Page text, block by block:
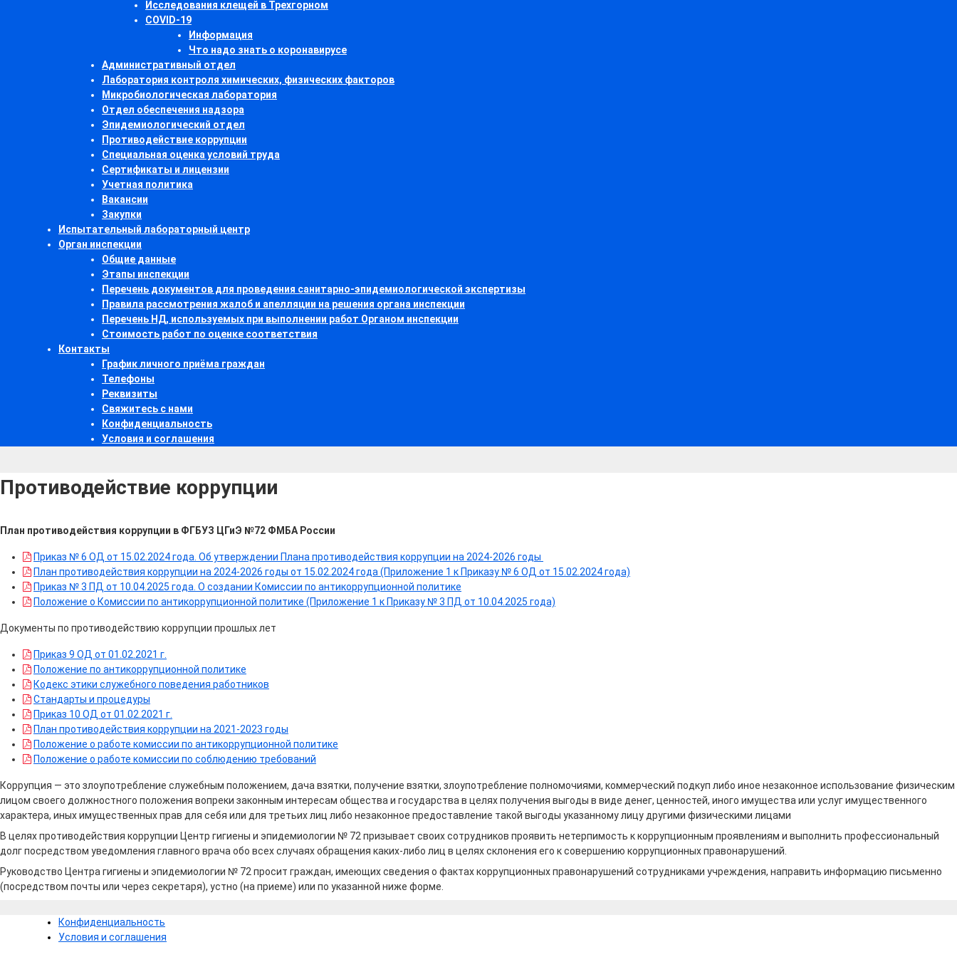
Исследования клещей в Трехгорном
COVID-19
Информация
Что надо знать о коронавирусе
Административный отдел
Лаборатория контроля химических, физических факторов
Микробиологическая лаборатория
Отдел обеспечения надзора
Эпидемиологический отдел
Противодействие коррупции
Специальная оценка условий труда
Сертификаты и лицензии
Учетная политика
Вакансии
Закупки
Испытательный лабораторный центр
Орган инспекции
Общие данные
Этапы инспекции
Перечень документов для проведения санитарно-эпидемиологической экспертизы
Правила рассмотрения жалоб и апелляции на решения органа инспекции
Перечень НД, используемых при выполнении работ Органом инспекции
Стоимость работ по оценке соответствия
Контакты
График личного приёма граждан
Телефоны
Реквизиты
Свяжитесь с нами
Конфиденциальность
Условия и соглашения
Противодействие коррупции
План противодействия коррупции в ФГБУЗ ЦГиЭ №72 ФМБА России
Приказ № 6 ОД от 15.02.2024 года. Об утверждении Плана противодействия коррупции на 2024-2026 годы
План противодействия коррупции на 2024-2026 годы от 15.02.2024 года (Приложение 1 к Приказу № 6 ОД от 15.02.2024 года)
Приказ № 3 ПД от 10.04.2025 года. О создании Комиссии по антикоррупционной политике
Положение о Комиссии по антикоррупционной политике (Приложение 1 к Приказу № 3 ПД от 10.04.2025 года)
Документы по противодействию коррупции прошлых лет
Приказ 9 ОД от 01.02.2021 г.
Положение по антикоррупционной политике
Кодекс этики служебного поведения работников
Стандарты и процедуры
Приказ 10 ОД от 01.02.2021 г.
План противодействия коррупции на 2021-2023 годы
Положение о работе комиссии по антикоррупционной политике
Положение о работе комиссии по соблюдению требований
Коррупция — это злоупотребление служебным положением, дача взятки, получение взятки, злоупотребление полномочиями, коммерческий подкуп либо иное незаконное использование физическим
лицом своего должностного положения вопреки законным интересам общества и государства в целях получения выгоды в виде денег, ценностей, иного имущества или услуг имущественного
характера, иных имущественных прав для себя или для третьих лиц либо незаконное предоставление такой выгоды указанному лицу другими физическими лицами
В целях противодействия коррупции Центр гигиены и эпидемиологии № 72 призывает своих сотрудников проявить нетерпимость к коррупционным проявлениям и выполнить профессиональный
долг посредством уведомления главного врача обо всех случаях обращения каких-либо лиц в целях склонения его к совершению коррупционных правонарушений.
Руководство Центра гигиены и эпидемиологии № 72 просит граждан, имеющих сведения о фактах коррупционных правонарушений сотрудниками учреждения, направить информацию письменно
(посредством почты или через секретаря), устно (на приеме) или по указанной ниже форме.
Конфиденциальность
Условия и соглашения